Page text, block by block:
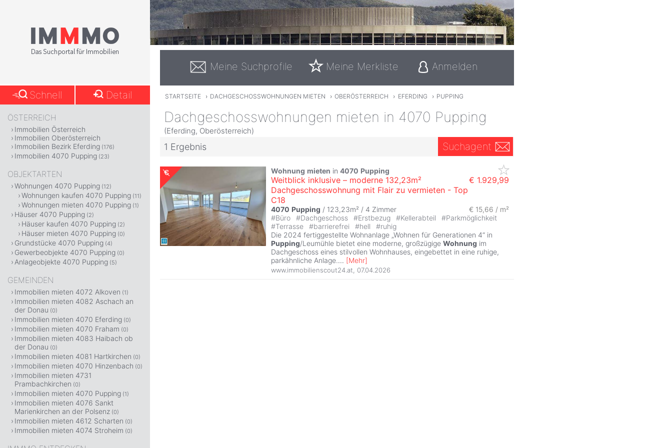
Meine Suchprofile Meine Merkliste Anmelden
STARTSEITE › DACHGESCHOSSWOHNUNGEN MIETEN › OBERÖSTERREICH › EFERDING › PUPPING
Dachgeschosswohnungen mieten in 4070 Pupping
(Eferding, Oberösterreich)
1 Ergebnis Suchagent
Wohnung mieten in 4070 Pupping
Weitblick inklusive – moderne 132,23m²
Dachgeschosswohnung mit Flair zu vermieten - Top
C18
€ 1.929,99
4070 Pupping / 123,23m² / 4 Zimmer
€ 15,66 / m²
#Büro #Dachgeschoss #Erstbezug #Kellerabteil #Parkmöglichkeit
#Terrasse #barrierefrei #hell #ruhig
Die 2024 fertiggestellte Wohnanlage „Wohnen für Generationen 4“ in
Pupping/Leumühle bietet eine moderne, großzügige Wohnung im
Dachgeschoss eines stilvollen Wohnhauses, eingebettet in eine ruhige,
parkähnliche Anlage.... [Mehr]
www.immobilienscout24.at 07.04.2026
Schnell Detail
ÖSTERREICH
Immobilien Österreich
Immobilien Oberösterreich
Immobilien Bezirk Eferding (176)
Immobilien 4070 Pupping (23)
OBJEKTARTEN
Wohnungen 4070 Pupping (12)
Wohnungen kaufen 4070 Pupping (11)
Wohnungen mieten 4070 Pupping (1)
Häuser 4070 Pupping (2)
Häuser kaufen 4070 Pupping (2)
Häuser mieten 4070 Pupping (0)
Grundstücke 4070 Pupping (4)
Gewerbeobjekte 4070 Pupping (0)
Anlageobjekte 4070 Pupping (5)
GEMEINDEN
Immobilien mieten 4072 Alkoven (1)
Immobilien mieten 4082 Aschach an
der Donau (0)
Immobilien mieten 4070 Eferding (0)
Immobilien mieten 4070 Fraham (0)
Immobilien mieten 4083 Haibach ob
der Donau (0)
Immobilien mieten 4081 Hartkirchen (0)
Immobilien mieten 4070 Hinzenbach (0)
Immobilien mieten 4731
Prambachkirchen (0)
Immobilien mieten 4070 Pupping (1)
Immobilien mieten 4076 Sankt
Marienkirchen an der Polsenz (0)
Immobilien mieten 4612 Scharten (0)
Immobilien mieten 4074 Stroheim (0)